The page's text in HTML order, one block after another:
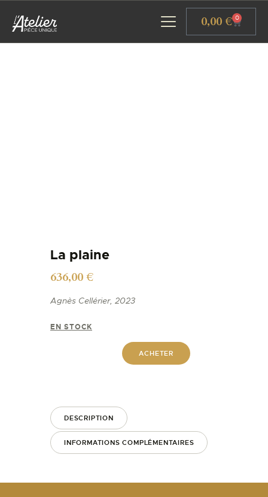
0,00€ 0
La plaine
636,00€
Agnès Cellérier, 2023
EN STOCK
ACHETER
DESCRIPTION
INFORMATIONS COMPLÉMENTAIRES